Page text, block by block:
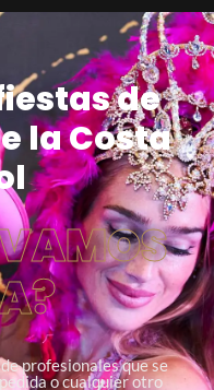
de
la Costa
profesionales que se
o cualquier otro